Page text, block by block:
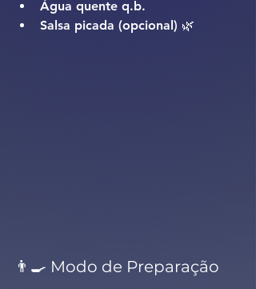
Água quente q.b.
Salsa picada (opcional) 🌿
👨‍🍳 Modo de Preparação